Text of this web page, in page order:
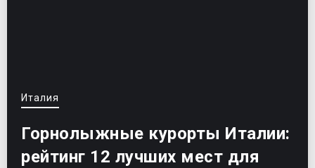
Италия
Горнолыжные курорты Италии:
рейтинг 12 лучших мест для